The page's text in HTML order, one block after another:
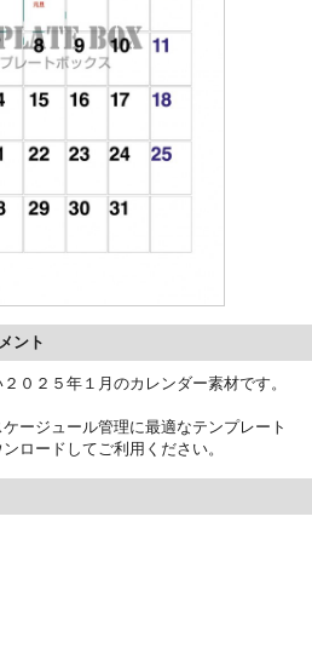
ント
０２５年１月のカレンダー素材です。
ージュール管理に最適なテンプレート
ロードしてご利用ください。